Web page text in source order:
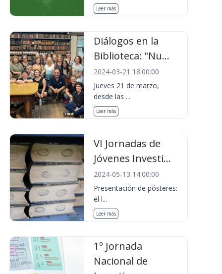
Leer más
Diálogos en la
Biblioteca: "Nu...
2024-03-21 18:00:00
Jueves 21 de marzo,
desde las ...
Leer más
VI Jornadas de
Jóvenes Investi...
2024-05-13 14:00:00
Presentación de pósteres:
el l...
Leer más
1º Jornada
Nacional de